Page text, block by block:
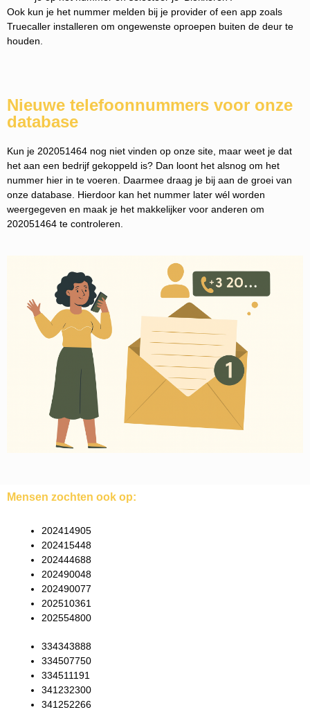
Ook kun je het nummer melden bij je provider of een app zoals
Truecaller installeren om ongewenste oproepen buiten de deur te
houden.
Nieuwe telefoonnummers voor onze
database
Kun je 202051464 nog niet vinden op onze site, maar weet je dat
het aan een bedrijf gekoppeld is? Dan loont het alsnog om het
nummer hier in te voeren. Daarmee draag je bij aan de groei van
onze database. Hierdoor kan het nummer later wél worden
weergegeven en maak je het makkelijker voor anderen om
202051464 te controleren.
Mensen zochten ook op:
202414905
202415448
202444688
202490048
202490077
202510361
202554800
334343888
334507750
334511191
341232300
341252266